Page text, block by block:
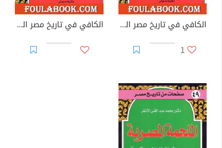
الكافي في تاريخ مصر القديم والحديث - الجزء الثالث: 1512م-1800م
1
الكافي في تاريخ مصر القديم والحديث - الجزء الرابع: 1800م-1890م